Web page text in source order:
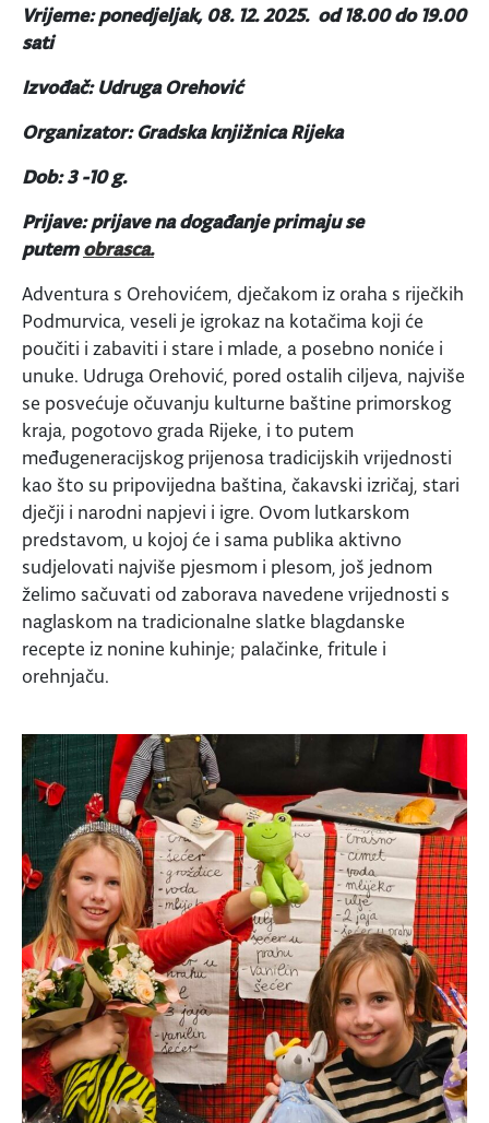
Vrijeme: ponedjeljak, 08. 12. 2025. od 18.00 do 19.00
sati
Izvođač: Udruga Orehović
Organizator: Gradska knjižnica Rijeka
Dob: 3 -10 g.
Prijave: prijave na događanje primaju se
putemobrasca.
Adventura s Orehovićem, dječakom iz oraha s riječkih
Podmurvica, veseli je igrokaz na kotačima koji će
poučiti i zabaviti i stare i mlade, a posebno noniće i
unuke. Udruga Orehović, pored ostalih ciljeva, najviše
se posvećuje očuvanju kulturne baštine primorskog
kraja, pogotovo grada Rijeke, i to putem
međugeneracijskog prijenosa tradicijskih vrijednosti
kao što su pripovijedna baština, čakavski izričaj, stari
dječji i narodni napjevi i igre. Ovom lutkarskom
predstavom, u kojoj će i sama publika aktivno
sudjelovati najviše pjesmom i plesom, još jednom
želimo sačuvati od zaborava navedene vrijednosti s
naglaskom na tradicionalne slatke blagdanske
recepte iz nonine kuhinje; palačinke, fritule i
orehnjaču.